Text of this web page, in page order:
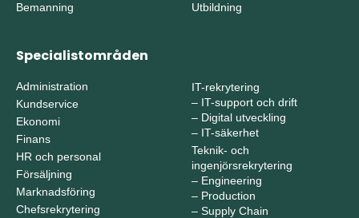
Bemanning
Utbildning
Specialistområden
Administration
Kundservice
Ekonomi
Finans
HR och personal
Försäljning
Marknadsföring
Chefsrekrytering
IT-rekrytering
– IT-support och drift
– Digital utveckling
– IT-säkerhet
Teknik- och
ingenjörsrekrytering
– Engineering
– Production
– Supply Chain